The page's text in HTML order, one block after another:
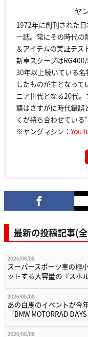
ヤ
1972年に創刊された
一誌。常にその時代の
＆アイテムの実証テス
新車スクープは
30年以上続いている
したものが主となって
ニア世代となる20代
語はさすがに時代錯誤
くが持ち合わせている
※ヤングマシン：
最新の投稿記事(
2026/08/08
スーパースポーツ車の極
ットする大容量の『スポ
2026/08/08
あの白馬のイベントが今
「BMW MOTORRAD
2026/08/08